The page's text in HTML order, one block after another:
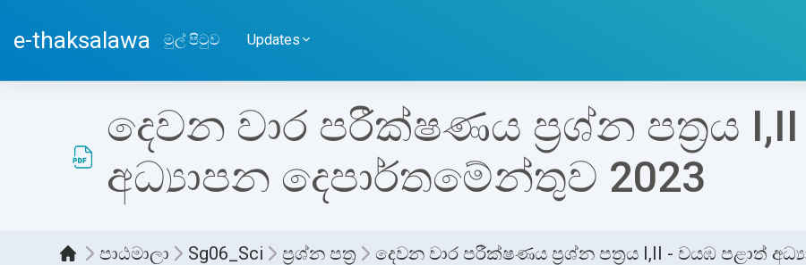
e-thaksalawa මුල් පිටුව Updates
දෙවන වාර පරීක්ෂණය ප්‍රශ්න පත්‍රය
අධ්‍යාපන දෙපාර්තමේන්තුව 2023
පාඨමාලා Sg06_Sci ප්‍රශ්න පත්‍ර දෙවන වාර පරීක්ෂණය ප්‍රශ්න පත්‍රය I,II - වයඹ පළාත්